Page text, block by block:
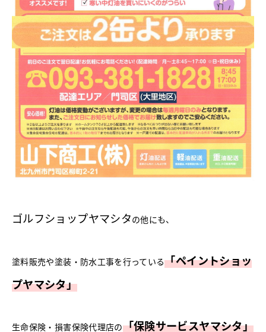
ゴルフショップヤマシタの他にも、
塗料販売や塗装・防水工事を行っている「ペイントショッ
プヤマシタ」
生命保険・損害保険代理店の「保険サービスヤマシタ」